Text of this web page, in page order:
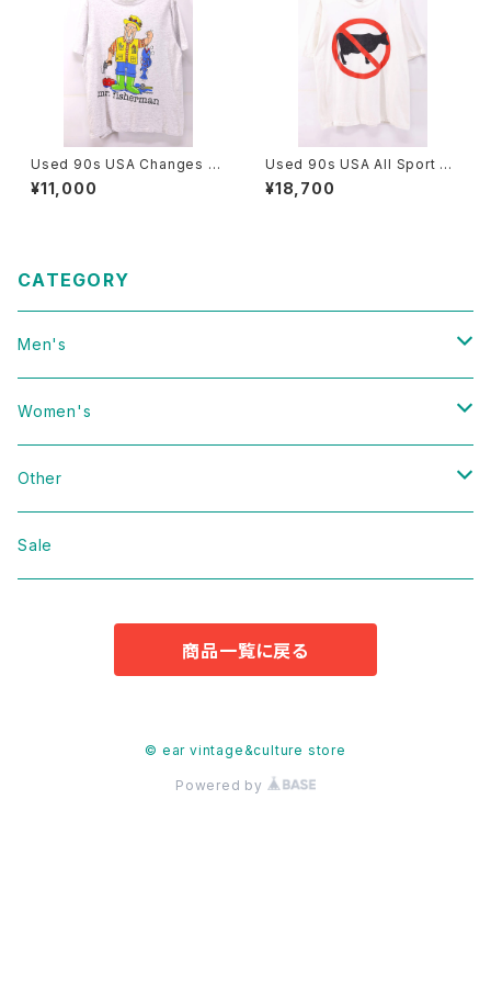
Used 90s USA Changes Ji
m Benton Mr Fisherman Po
p Art Graphic T-Shirt Size
¥11,000
Used 90s USA All Sport Do
nt Have a Cow Art Messag
e Graphic T-Shirt Size XL
¥18,700
CATEGORY
Men's
Vintage
Domestic
Jacket
Women's
Vintage
Domestic
Other
bag
Accessories
Sale
商品一覧に戻る
© ear vintage&culture store
Powered by